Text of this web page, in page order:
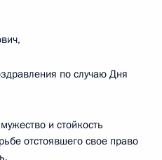
по случаю Дня
и стойкость
отстоявшего свое право